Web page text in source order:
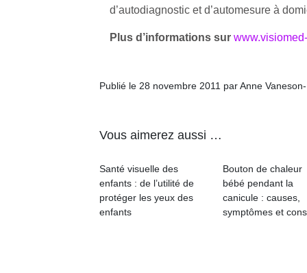
d’autodiagnostic et d’automesure à
Plus d’informations sur
Publié le 28 novembre 2011 par Anne
Vous aimerez aussi …
Santé visuelle des
enfants : de l’utilité de
protéger les yeux des
enfants
Bouton de chaleur
bébé pendant la
canicule : causes,
symptômes et